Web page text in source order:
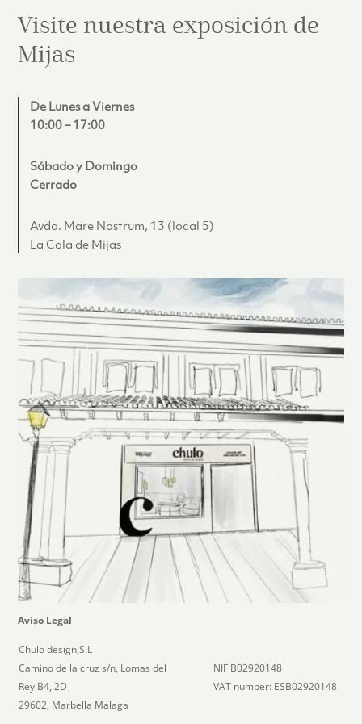
Visite nuestra exposición de
Mijas
De Lunes a Viernes
10:00 – 17:00
Sábado y Domingo
Cerrado
Avda. Mare Nostrum, 13 (local 5)
La Cala de Mijas
Aviso Legal
Chulo design,S.L
Camino de la cruz s/n, Lomas del
Rey B4, 2D
29602, Marbella Malaga
NIF B02920148
VAT number: ESB02920148